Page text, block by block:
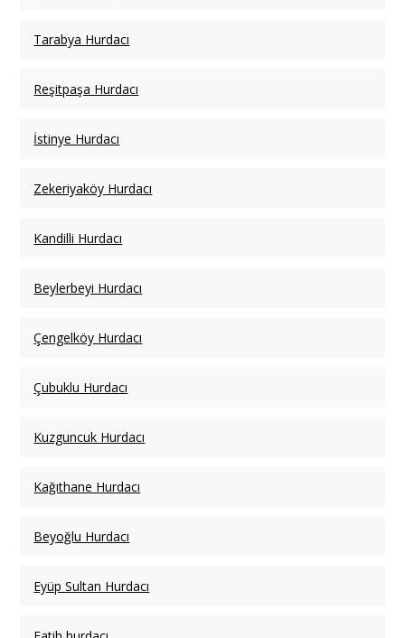
Tarabya Hurdacı
Reşitpaşa Hurdacı
İstinye Hurdacı
Zekeriyaköy Hurdacı
Kandilli Hurdacı
Beylerbeyi Hurdacı
Çengelköy Hurdacı
Çubuklu Hurdacı
Kuzguncuk Hurdacı
Kağıthane Hurdacı
Beyoğlu Hurdacı
Eyüp Sultan Hurdacı